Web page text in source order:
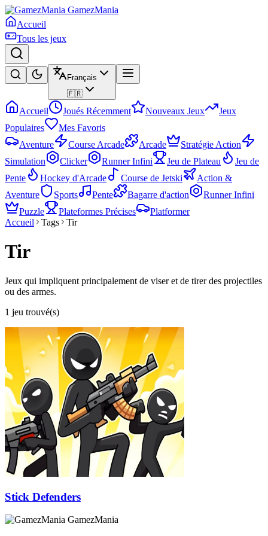
GamezMania
Accueil
Tous les jeux
Français
🇫🇷
Accueil Joués Récemment Nouveaux Jeux
Jeux
Populaires
Mes Favoris
Aventure
Course Arcade Arcade
Stratégie Action
Simulation
Clicker Runner Infini Jeu de Plateau
Jeu de
Pente
Hockey d'Arcade Course de Jetski
Action &
Aventure
Sports Pente Bagarre d'action
Runner Infini
Puzzle
Plateformes Précises
Platformer
Accueil
Tags Tir
Tir
Jeux qui impliquent principalement de viser et de tirer des projectiles
ou des armes.
1 jeu trouvé(s)
Stick Defenders
GamezMania